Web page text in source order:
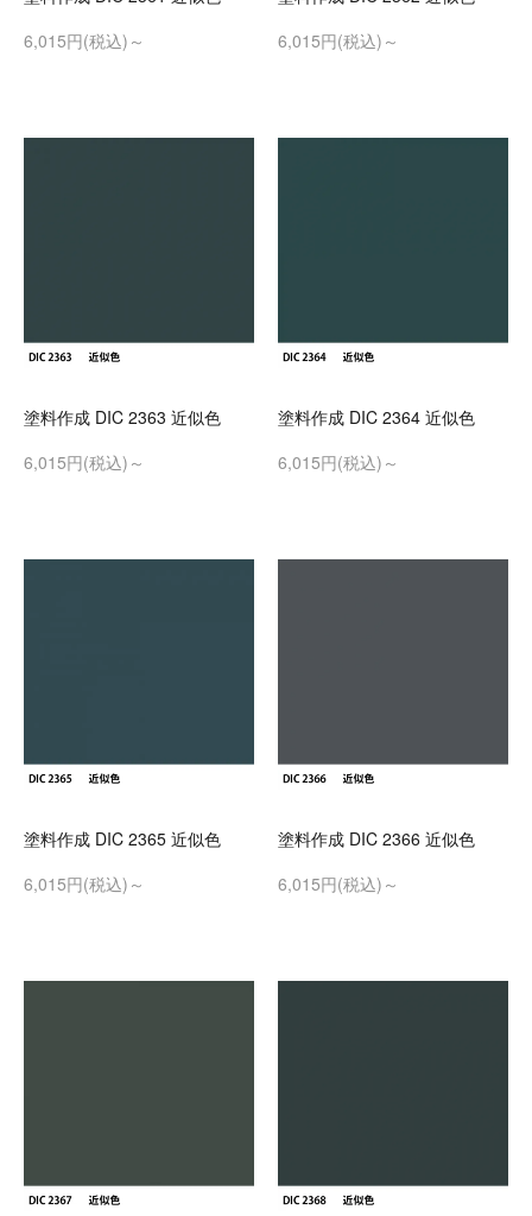
6,015円(税込)～
6,015円(税込)～
塗料作成 DIC 2363 近似色
6,015円(税込)～
塗料作成 DIC 2364 近似色
6,015円(税込)～
塗料作成 DIC 2365 近似色
6,015円(税込)～
塗料作成 DIC 2366 近似色
6,015円(税込)～